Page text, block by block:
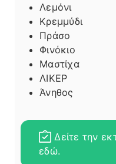
Λεμόνι
Κρεμμύδι
Πράσο
Φινόκιο
Μαστίχα
ΛΙΚΕΡ
Άνηθος
Δείτε την
εδώ.